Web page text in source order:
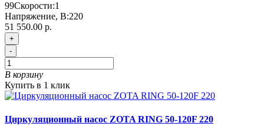
99Скорости:1
Напряжение, В:220
51 550.00 р.
+
-
В корзину
Купить в 1 клик
Циркуляционный насос ZOTA RING 50-120F 220